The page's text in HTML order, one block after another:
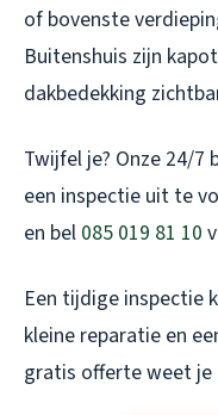
of bovenste
Buitenshuis zijn
dakbedekking
Twijfel je? Onze 24/7
een inspectie uit te
en bel 085 019 81 10
Een tijdige inspectie
kleine reparatie en
gratis offerte weet